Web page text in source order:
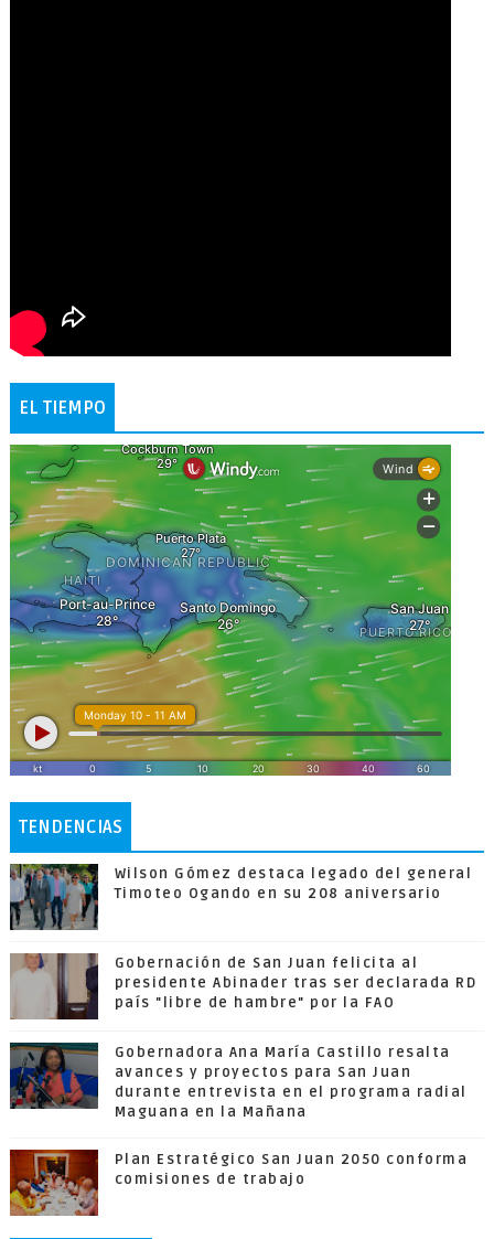
EL TIEMPO
TENDENCIAS
Wilson Gómez destaca legado del general
Timoteo Ogando en su 208 aniversario
Gobernación de San Juan felicita al
presidente Abinader tras ser declarada RD
país "libre de hambre" por la FAO
Gobernadora Ana María Castillo resalta
avances y proyectos para San Juan
durante entrevista en el programa radial
Maguana en la Mañana
Plan Estratégico San Juan 2050 conforma
comisiones de trabajo